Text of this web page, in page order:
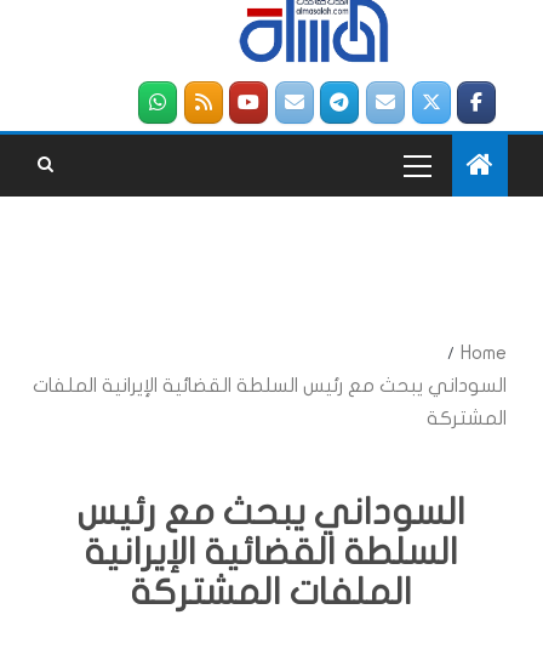
Home
السوداني يبحث مع رئيس السلطة القضائية الإيرانية الملفات
المشتركة
السوداني يبحث مع رئيس
السلطة القضائية الإيرانية
الملفات المشتركة